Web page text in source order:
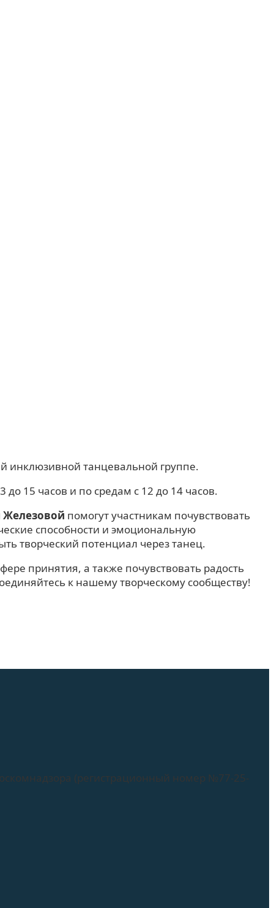
инклюзивной танцевальной группе.
15 часов и по средам с 12 до 14 часов.
Железовой помогут участникам почувствовать
способности и эмоциональную
творческий потенциал через танец.
принятия, а также почувствовать радость
к нашему творческому сообществу!
(регистрационный номер №77-25-